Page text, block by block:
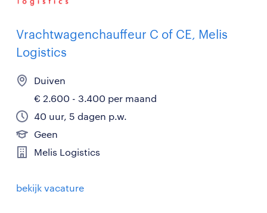
Vrachtwagenchauffeur C of CE, Melis
Logistics
Duiven
€ 2.600 - 3.400 per maand
40 uur, 5 dagen p.w.
Geen
Melis Logistics
bekijk vacature